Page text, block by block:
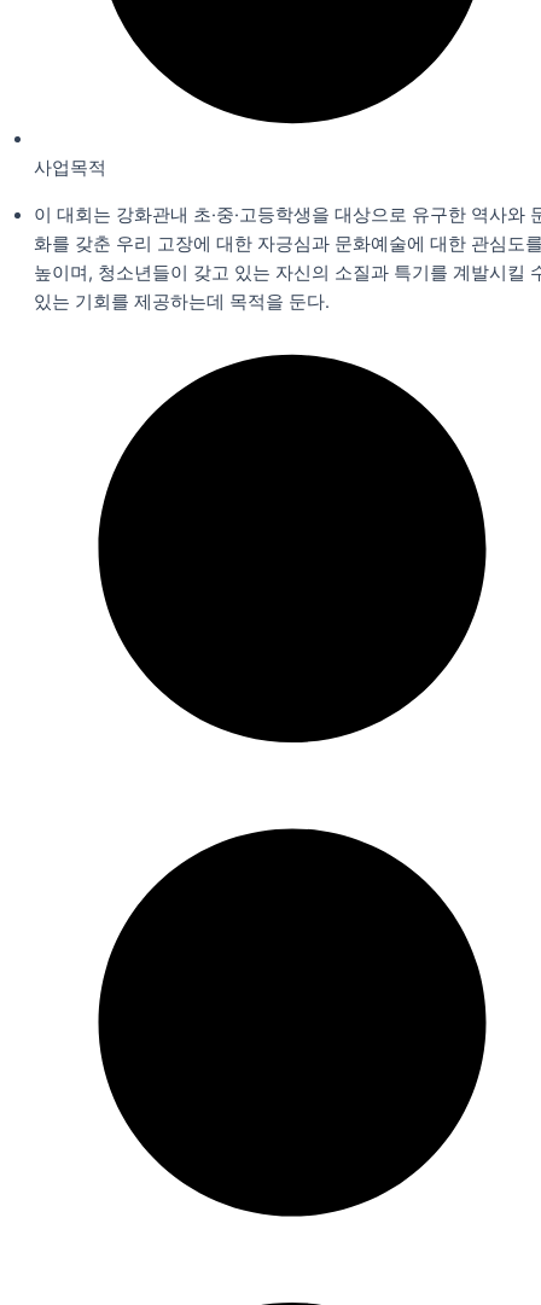
사업목적
이 대회는 강화관내 초·중·고등학생을 대상으로 유구한 역사와
화를 갖춘 우리 고장에 대한 자긍심과 문화예술에 대한 관심도
높이며, 청소년들이 갖고 있는 자신의 소질과 특기를 계발시킬
있는 기회를 제공하는데 목적을 둔다.